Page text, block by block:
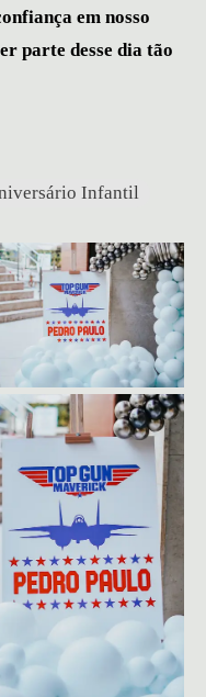
em nosso
parte desse dia tão
Infantil